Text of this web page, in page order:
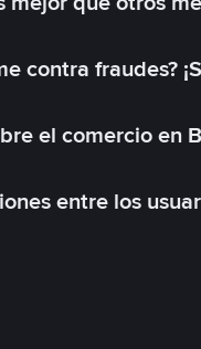
contra fraudes?
el comercio en
entre los